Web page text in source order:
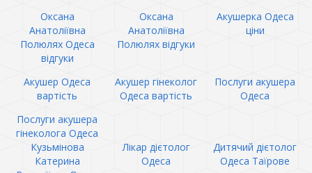
Оксана
Анатоліївна
Полюлях Одеса
відгуки
Оксана
Анатоліївна
Полюлях відгуки
Акушерка Одеса
ціни
Акушер Одеса
вартість
Акушер гінеколог
Одеса вартість
Послуги акушера
Одеса
Послуги акушера
гінеколога Одеса
Кузьмінова
Катерина
Лікар дієтолог
Одеса
Дитячий дієтолог
Одеса Таїрове